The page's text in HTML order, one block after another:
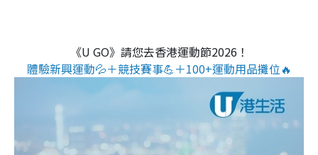
《U GO》請您去香港運動節2026！
體驗新興運動💦＋競技賽事💪＋100+運動用品攤位🔥